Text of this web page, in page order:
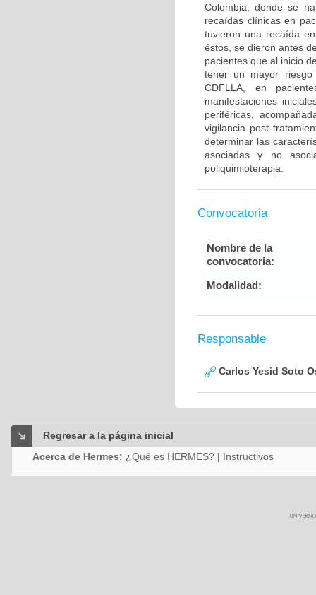
Colombia, donde se
recaídas clínicas en
tuvieron una recaída
éstos, se dieron antes
pacientes que al inicio
tener un mayor riesgo
CDFLLA, en
manifestaciones
periféricas,
vigilancia post
determinar las
asociadas y no
poliquimioterapia.
Convocatoria
Nombre de la
convocatoria:
Modalidad:
Responsable
Carlos Yesid Soto
Regresar a la página inicial
Acerca de Hermes: ¿Qué es HERMES? | Instructivos